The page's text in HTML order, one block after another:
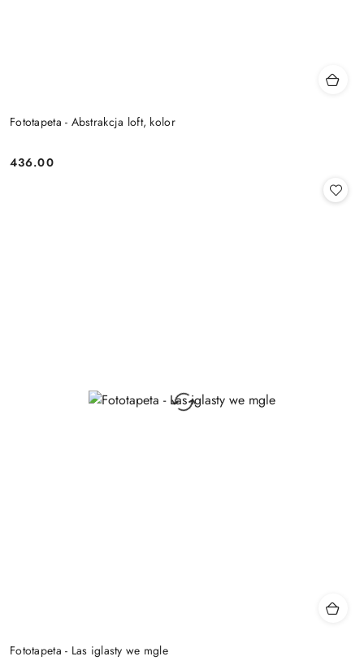
Fototapeta - Abstrakcja loft, kolor
Cena:
436.00
Fototapeta - Las iglasty we mgle